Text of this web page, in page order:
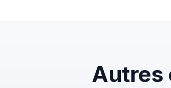
Autres